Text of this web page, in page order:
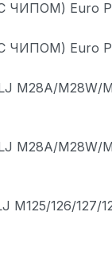
ЧИПОМ) Euro
ЧИПОМ) Euro
M28A/M28W/
M28A/M28W/
M125/126/127/